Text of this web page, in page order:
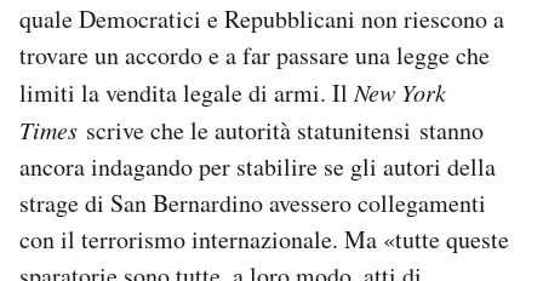
quale Democratici e Repubblicani non riescono a
trovare un accordo e a far passare una legge che
limiti la vendita legale di armi. IlNew York
Times scrive che le autorità statunitensi stanno
ancora indagando per stabilire se gli autori della
strage di San Bernardino avessero collegamenti
con il terrorismo internazionale. Ma «tutte queste